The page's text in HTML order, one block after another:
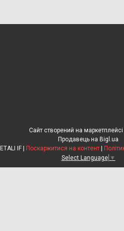
Сайт створений на маркетплейсі
Продавець на Bigl.ua
Поскаржитися на контент
Select Language ▼